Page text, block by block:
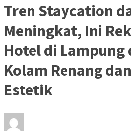
Tren Staycation
Meningkat, Ini
Hotel di Lampung
Kolam Renang
Estetik